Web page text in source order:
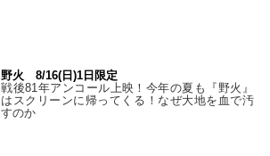
野火 8/16(日)1日限定
戦後81年アンコール上映！今年の夏も『野火』
はスクリーンに帰ってくる！なぜ大地を血で汚
すのか